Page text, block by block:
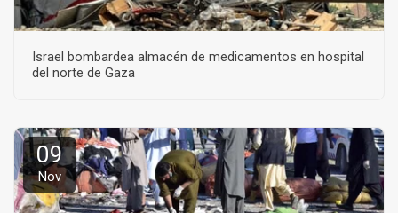
Israel bombardea almacén de medicamentos en hospital
del norte de Gaza
09
Nov